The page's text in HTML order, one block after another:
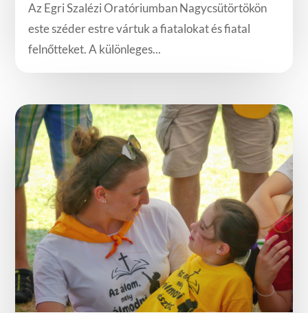
Az Egri Szalézi Oratóriumban Nagycsütörtökön
este széder estre vártuk a fiatalokat és fiatal
felnőtteket. A különleges...